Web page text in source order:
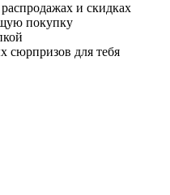
и скидках
покупку
сюрпризов для тебя